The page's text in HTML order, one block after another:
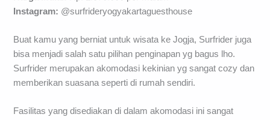
Instagram: @surfrideryogyakartaguesthouse
Buat kamu yang berniat untuk wisata ke Jogja, Surfrider juga
bisa menjadi salah satu pilihan penginapan yg bagus lho.
Surfrider merupakan akomodasi kekinian yg sangat cozy dan
memberikan suasana seperti di rumah sendiri.
Fasilitas yang disediakan di dalam akomodasi ini sangat